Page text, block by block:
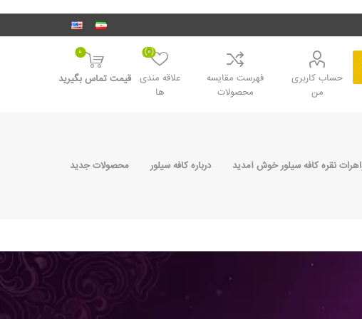
حساب کاربری
من
فهرست مقایسه
محصولات
علاقه مندی
ها
(0)
0
قیمت تماس بگیرید
نقره کافه سیلور خوش آمدید درباره کافه سیلور محصولات جدید